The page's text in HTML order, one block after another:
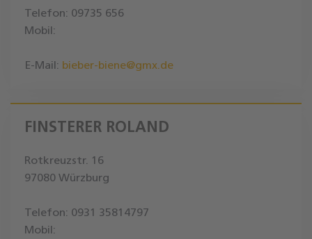
Telefon: 09735 656
Mobil:
E-Mail: bieber-biene@gmx.de
FINSTERER ROLAND
Rotkreuzstr. 16
97080 Würzburg
Telefon: 0931 35814797
Mobil: